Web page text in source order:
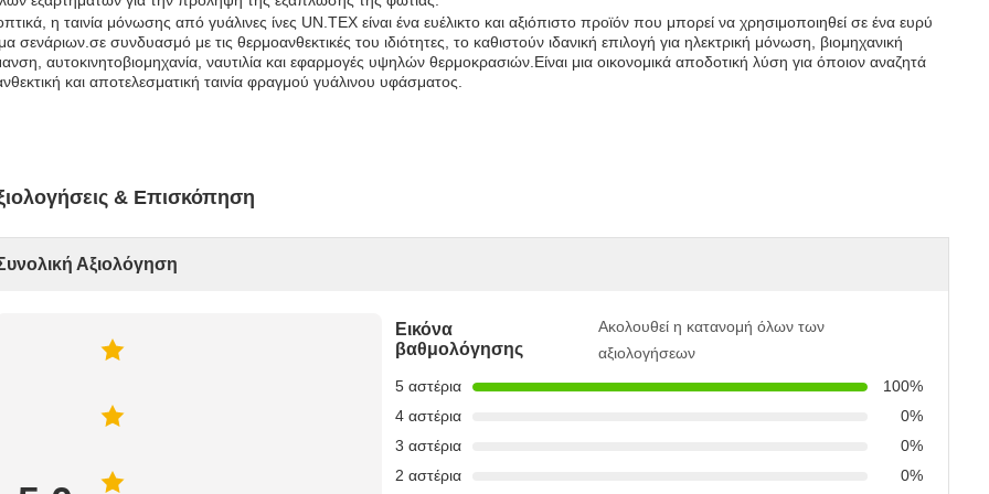
η ταινία μόνωσης από γυάλινες ίνες UN.TEX είναι ένα ευέλικτο και αξιόπιστο προϊόν που μπορεί να χρησιμοποιηθεί σε ένα ευρύ
σενάριων.σε συνδυασμό με τις θερμοανθεκτικές του ιδιότητες, το καθιστούν ιδανική επιλογή για ηλεκτρική μόνωση, βιομηχανική
αυτοκινητοβιομηχανία, ναυτιλία και εφαρμογές υψηλών θερμοκρασιών.Είναι μια οικονομικά αποδοτική λύση για όποιον αναζητά
και αποτελεσματική ταινία φραγμού γυάλινου υφάσματος.
& Επισκόπηση
Αξιολόγηση
Εικόνα
βαθμολόγησης
Ακολουθεί η κατανομή όλων των
αξιολογήσεων
5 αστέρια
100%
4 αστέρια
0%
3 αστέρια
0%
2 αστέρια
0%